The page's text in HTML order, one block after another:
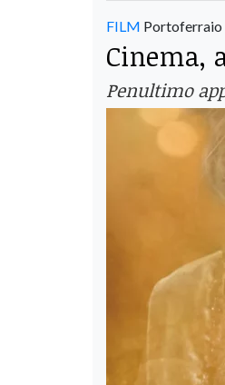
FILM Portoferraio
Cinema,
Penultimo